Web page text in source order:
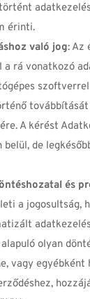
érinti.
való jog: Az
rá vonatkozó
A kérést
belül, de
és
a jogosultság,
olyan
vagy egyébként